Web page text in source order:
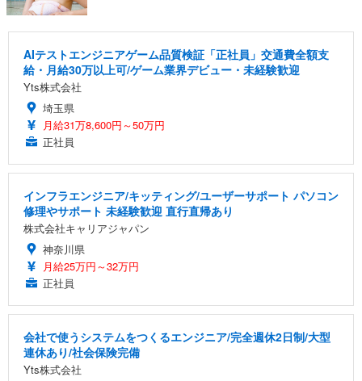
AIテストエンジニアゲーム品質検証「正社員」交通費全額支
給・月給30万以上可/ゲーム業界デビュー・未経験歓迎
Yts株式会社
埼玉県
月給31万8,600円～50万円
正社員
インフラエンジニア/キッティング/ユーザーサポート パソコン
修理やサポート 未経験歓迎 直行直帰あり
株式会社キャリアジャパン
神奈川県
月給25万円～32万円
正社員
会社で使うシステムをつくるエンジニア/完全週休2日制/大型
連休あり/社会保険完備
Yts株式会社